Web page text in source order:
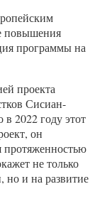
повышения
программы на
проекта
Сисиан-
2022 году этот
он
протяженностью
не только
но и на развитие